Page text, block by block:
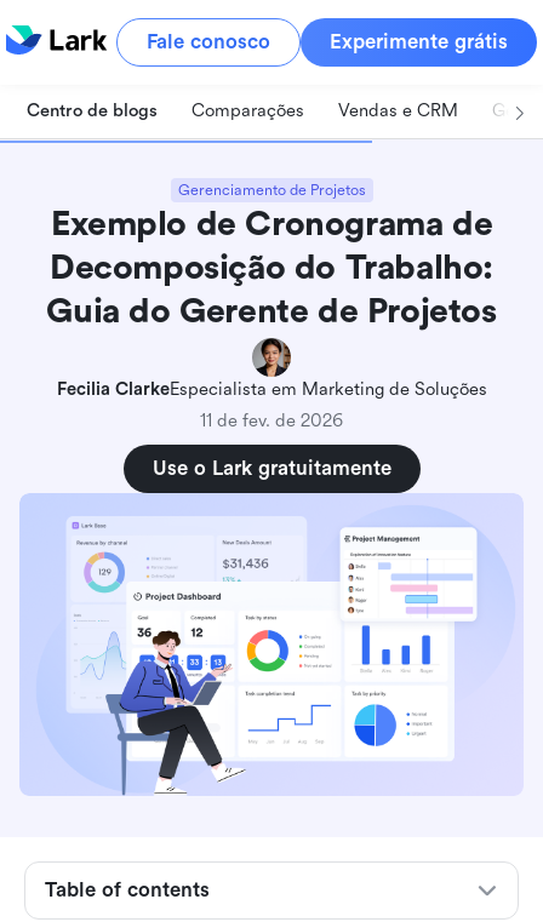
Fale conosco Experimente grátis
Centro de blogs Comparações Vendas e CRM
Gerenciamento de Projetos
Exemplo de Cronograma de
Decomposição do Trabalho:
Guia do Gerente de Projetos
Fecilia ClarkeEspecialista em Marketing de Soluções
11 de fev. de 2026
Use o Lark gratuitamente
Table of contents
O que é uma estrutura de decomposição do
trabalho?
trabalho